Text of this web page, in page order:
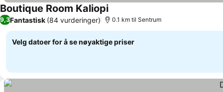
Boutique Room KaliopiSe priser
9,3Fantastisk (84 vurderinger) 0.1 km til Sentrum
Velg datoer for å se nøyaktige priser